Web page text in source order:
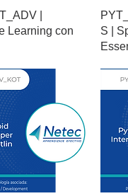
|
Learning con
S |